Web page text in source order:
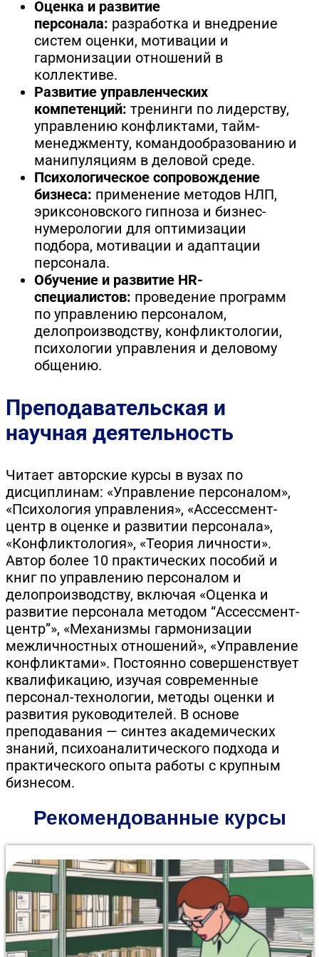
Оценка и развитие
персонала: разработка и внедрение
систем оценки, мотивации и
гармонизации отношений в
коллективе.
Развитие управленческих
компетенций: тренинги по лидерству,
управлению конфликтами, тайм-
менеджменту, командообразованию и
манипуляциям в деловой среде.
Психологическое сопровождение
бизнеса: применение методов НЛП,
эриксоновского гипноза и бизнес-
нумерологии для оптимизации
подбора, мотивации и адаптации
персонала.
Обучение и развитие HR-
специалистов: проведение программ
по управлению персоналом,
делопроизводству, конфликтологии,
психологии управления и деловому
общению.
Преподавательская и
научная деятельность
Читает авторские курсы в вузах по
дисциплинам: «Управление персоналом»,
«Психология управления», «Ассессмент-
центр в оценке и развитии персонала»,
«Конфликтология», «Теория личности».
Автор более 10 практических пособий и
книг по управлению персоналом и
делопроизводству, включая «Оценка и
развитие персонала методом “Ассессмент-
центр”», «Механизмы гармонизации
межличностных отношений», «Управление
конфликтами». Постоянно совершенствует
квалификацию, изучая современные
персонал-технологии, методы оценки и
развития руководителей. В основе
преподавания — синтез академических
знаний, психоаналитического подхода и
практического опыта работы с крупным
бизнесом.
Рекомендованные курсы
Курс профессиональной переподготовки на 500
часов даёт комплексные знания от нормативной
базы до современных технологий работы с
документами. В программе: экспертиза ценности
документов, обеспечение сохранности архивных
фондов, создание поисковых систем, а также